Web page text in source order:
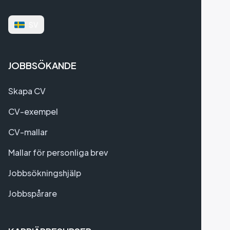
JOBBSÖKANDE
Skapa CV
CV-exempel
CV-mallar
Mallar för personliga brev
Jobbsökningshjälp
Jobbspårare